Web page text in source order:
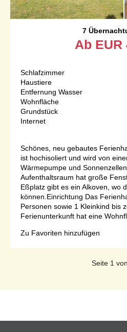
7
Ab EUR
Schlafzimmer
Haustiere
Entfernung Wasser
Wohnfläche
Grundstück
Internet
Schönes, neu gebautes
ist hochisoliert und wird von
Wärmepumpe und
Aufenthaltsraum hat große
Eßplatz gibt es ein Alkoven, wo
können.Einrichtung Das
Personen sowie 1 Kleinkind bis
Ferienunterkunft hat eine
Zu Favoriten hinzufügen
Seite 1